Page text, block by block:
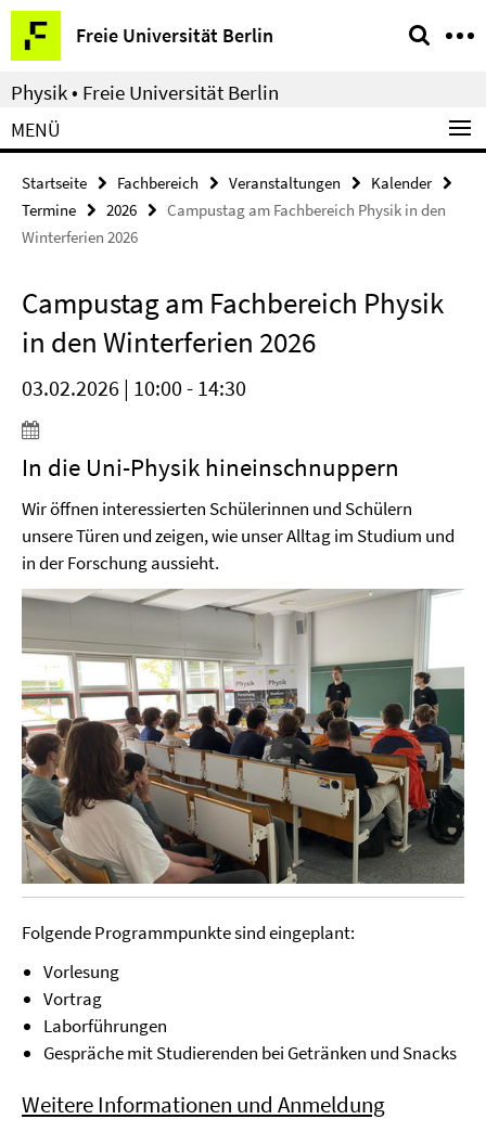
Springe
direkt
zu
Inhalt
Freie Universität Berlin
Service-
Navigation
Physik • Freie Universität Berlin
MENÜ
Startseite Fachbereich Veranstaltungen
Kalender
Termine
2026
Campustag am Fachbereich Physik in den
Winterferien 2026
Campustag am Fachbereich Physik
in den Winterferien 2026
03.02.2026 | 10:00 - 14:30
In die Uni-Physik hineinschnuppern
Wir öffnen interessierten Schülerinnen und Schülern
unsere Türen und zeigen, wie unser Alltag im Studium und
in der Forschung aussieht.
Folgende Programmpunkte sind eingeplant:
Vorlesung
Vortrag
Laborführungen
Gespräche mit Studierenden bei Getränken und Snacks
Weitere Informationen und Anmeldung